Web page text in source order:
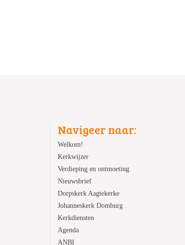
Navigeer naar:
Welkom!
Kerkwijzer
Verdieping en ontmoeting
Nieuwsbrief
Dorpskerk Aagtekerke
Johanneskerk Domburg
Kerkdiensten
Agenda
ANBI